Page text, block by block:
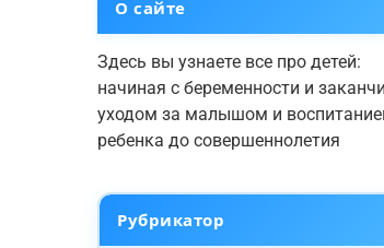
О сайте
Здесь вы узнаете все про детей:
начиная с беременности и
уходом за малышом и
ребенка до совершеннолетия
Рубрикатор